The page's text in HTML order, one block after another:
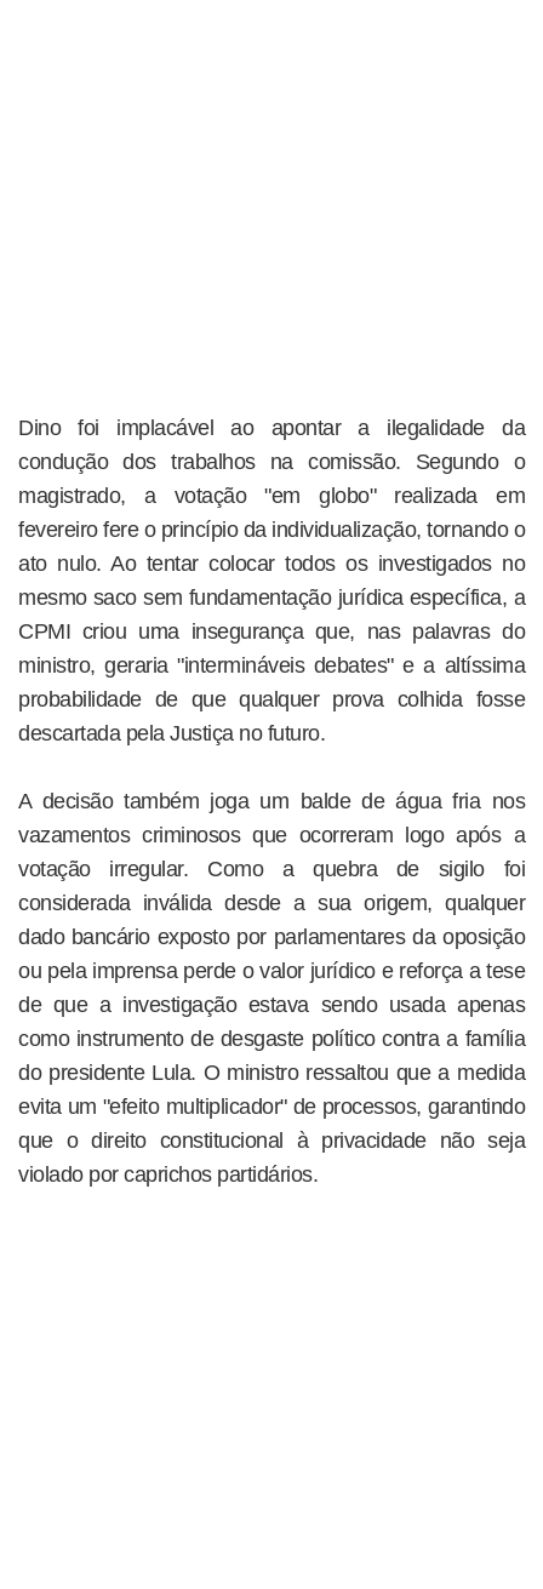
Dino foi implacável ao apontar a ilegalidade da
condução dos trabalhos na comissão. Segundo o
magistrado, a votação "em globo" realizada em
fevereiro fere o princípio da individualização, tornando o
ato nulo. Ao tentar colocar todos os investigados no
mesmo saco sem fundamentação jurídica específica, a
CPMI criou uma insegurança que, nas palavras do
ministro, geraria "intermináveis debates" e a altíssima
probabilidade de que qualquer prova colhida fosse
descartada pela Justiça no futuro.
A decisão também joga um balde de água fria nos
vazamentos criminosos que ocorreram logo após a
votação irregular. Como a quebra de sigilo foi
considerada inválida desde a sua origem, qualquer
dado bancário exposto por parlamentares da oposição
ou pela imprensa perde o valor jurídico e reforça a tese
de que a investigação estava sendo usada apenas
como instrumento de desgaste político contra a família
do presidente Lula. O ministro ressaltou que a medida
evita um "efeito multiplicador" de processos, garantindo
que o direito constitucional à privacidade não seja
violado por caprichos partidários.